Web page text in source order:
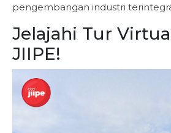
pengembangan industri
Jelajahi Tur
JIIPE!